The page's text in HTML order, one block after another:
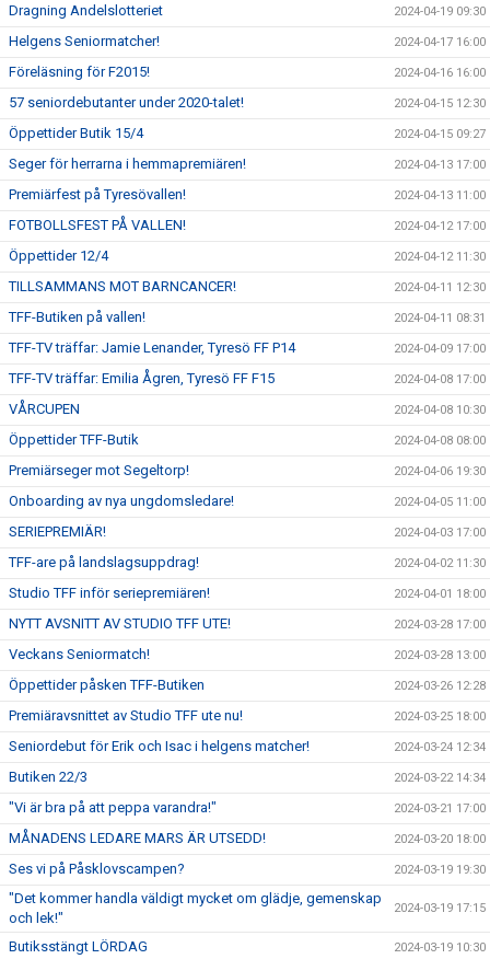
Dragning Andelslotteriet 2024-04-19 09:30
Helgens Seniormatcher! 2024-04-17 16:00
Föreläsning för F2015! 2024-04-16 16:00
57 seniordebutanter under 2020-talet! 2024-04-15 12:30
Öppettider Butik 15/4 2024-04-15 09:27
Seger för herrarna i hemmapremiären! 2024-04-13 17:00
Premiärfest på Tyresövallen! 2024-04-13 11:00
FOTBOLLSFEST PÅ VALLEN! 2024-04-12 17:00
Öppettider 12/4 2024-04-12 11:30
TILLSAMMANS MOT BARNCANCER! 2024-04-11 12:30
TFF-Butiken på vallen! 2024-04-11 08:31
TFF-TV träffar: Jamie Lenander, Tyresö FF P14 2024-04-09 17:00
TFF-TV träffar: Emilia Ågren, Tyresö FF F15 2024-04-08 17:00
VÅRCUPEN 2024-04-08 10:30
Öppettider TFF-Butik 2024-04-08 08:00
Premiärseger mot Segeltorp! 2024-04-06 19:30
Onboarding av nya ungdomsledare! 2024-04-05 11:00
SERIEPREMIÄR! 2024-04-03 17:00
TFF-are på landslagsuppdrag! 2024-04-02 11:30
Studio TFF inför seriepremiären! 2024-04-01 18:00
NYTT AVSNITT AV STUDIO TFF UTE! 2024-03-28 17:00
Veckans Seniormatch! 2024-03-28 13:00
Öppettider påsken TFF-Butiken 2024-03-26 12:28
Premiäravsnittet av Studio TFF ute nu! 2024-03-25 18:00
Seniordebut för Erik och Isac i helgens matcher! 2024-03-24 12:34
Butiken 22/3 2024-03-22 14:34
"Vi är bra på att peppa varandra!" 2024-03-21 17:00
MÅNADENS LEDARE MARS ÄR UTSEDD! 2024-03-20 18:00
Ses vi på Påsklovscampen? 2024-03-19 19:30
"Det kommer handla väldigt mycket om glädje, gemenskap
och lek!"
2024-03-19 17:15
Butiksstängt LÖRDAG 2024-03-19 10:30